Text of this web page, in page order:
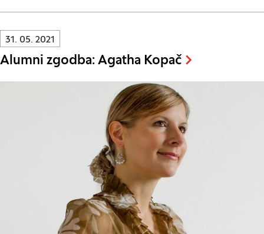
Innovatif\Page\NewsListPage.DATE_A11Y:
31. 05. 2021
Alumni zgodba: Agatha Kopač